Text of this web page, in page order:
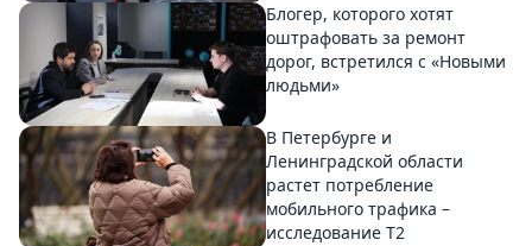
Блогер, которого хотят
оштрафовать за ремонт
дорог, встретился с «Новыми
людьми»
В Петербурге и
Ленинградской области
растет потребление
мобильного трафика –
исследование T2